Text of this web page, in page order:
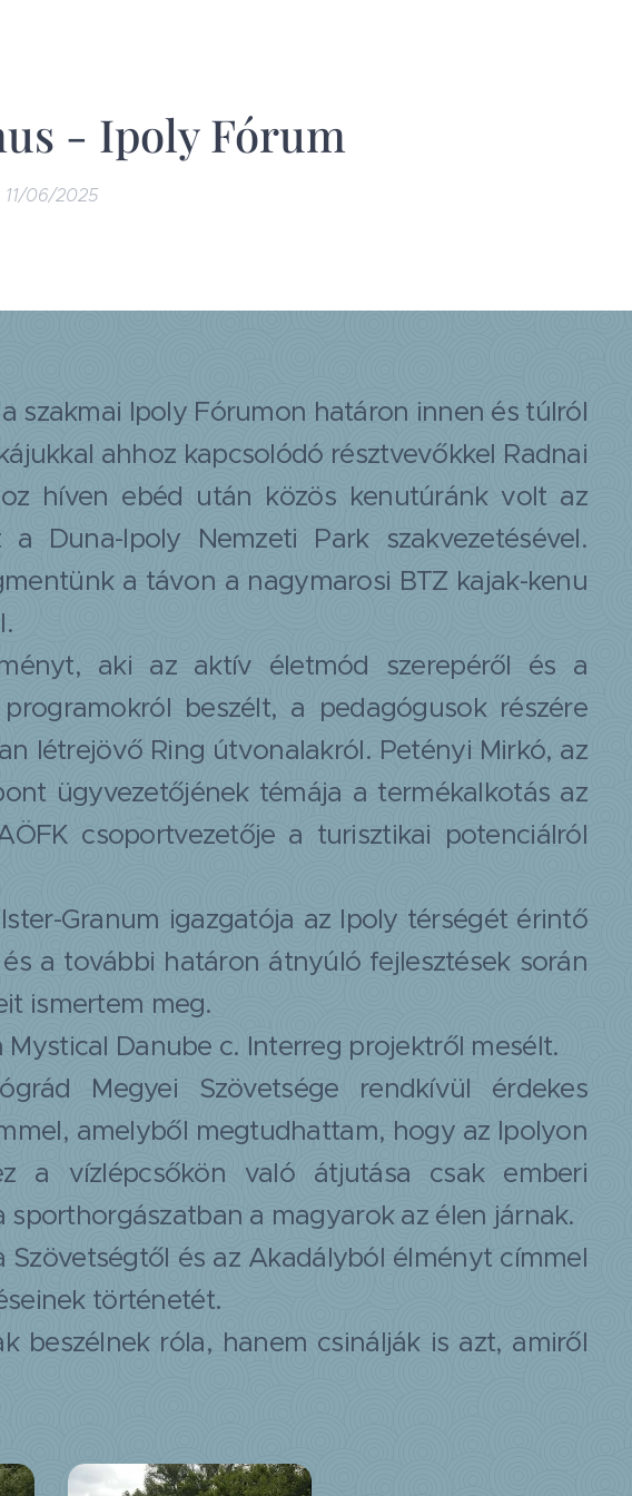
- Ipoly Fórum
11/06/2025
szakmai Ipoly Fórumon határon innen és túlról
ahhoz kapcsolódó résztvevőkkel Radnai
híven ebéd után közös kenutúránk volt az
Duna-Ipoly Nemzeti Park szakvezetésével.
a távon a nagymarosi BTZ kajak-kenu
aki az aktív életmód szerepéről és a
beszélt, a pedagógusok részére
létrejövő Ring útvonalakról. Petényi Mirkó, az
ügyvezetőjének témája a termékalkotás az
csoportvezetője a turisztikai potenciálról
Granum igazgatója az Ipoly térségét érintő
a további határon átnyúló fejlesztések során
ismertem meg.
Danube c. Interreg projektről mesélt.
Megyei Szövetsége rendkívül érdekes
amelyből megtudhattam, hogy az Ipolyon
a vízlépcsőkön való átjutása csak emberi
a magyarok az élen járnak.
és az Akadályból élményt címmel
történetét.
beszélnek róla, hanem csinálják is azt, amiről